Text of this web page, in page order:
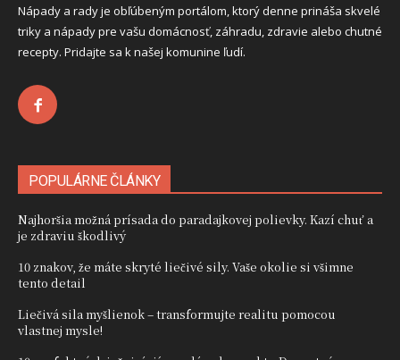
Nápady a rady je obľúbeným portálom, ktorý denne prináša skvelé
triky a nápady pre vašu domácnosť, záhradu, zdravie alebo chutné
recepty. Pridajte sa k našej komunine ľudí.
POPULÁRNE ČLÁNKY
Najhoršia možná prísada do paradajkovej polievky. Kazí chuť a
je zdraviu škodlivý
10 znakov, že máte skryté liečivé sily. Vaše okolie si všimne
tento detail
Liečivá sila myšlienok – transformujte realitu pomocou
vlastnej mysle!